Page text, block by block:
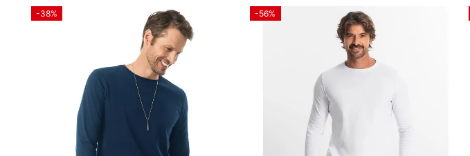
-38% -56%